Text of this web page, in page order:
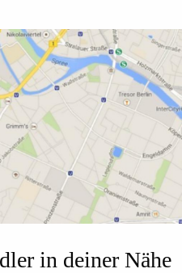
in deiner Nähe